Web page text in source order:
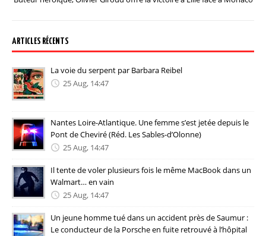
ARTICLES RÉCENTS
La voie du serpent par Barbara Reibel
25 Aug, 14:47
Nantes Loire-Atlantique. Une femme s’est jetée depuis le
Pont de Cheviré (Réd. Les Sables-d’Olonne)
25 Aug, 14:47
Il tente de voler plusieurs fois le même MacBook dans un
Walmart… en vain
25 Aug, 14:47
Un jeune homme tué dans un accident près de Saumur :
Le conducteur de la Porsche en fuite retrouvé à l’hôpital